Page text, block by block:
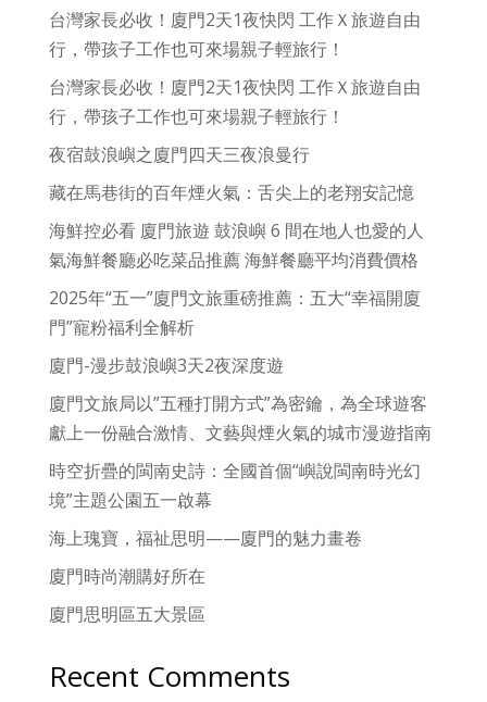
台灣家長必收！廈門2天1夜快閃 工作Ｘ旅遊自由
行，帶孩子工作也可來場親子輕旅行！
台灣家長必收！廈門2天1夜快閃 工作Ｘ旅遊自由
行，帶孩子工作也可來場親子輕旅行！
夜宿鼓浪嶼之廈門四天三夜浪曼行
藏在馬巷街的百年煙火氣：舌尖上的老翔安記憶
海鮮控必看 廈門旅遊 鼓浪嶼 6 間在地人也愛的人
氣海鮮餐廳必吃菜品推薦 海鮮餐廳平均消費價格
2025年“五一”廈門文旅重磅推薦：五大“幸福開廈
門”寵粉福利全解析
廈門-漫步鼓浪嶼3天2夜深度遊
廈門文旅局以”五種打開方式”為密鑰，為全球遊客
獻上一份融合激情、文藝與煙火氣的城市漫遊指南
時空折疊的閩南史詩：全國首個“嶼說閩南時光幻
境”主題公園五一啟幕
海上瑰寶，福祉思明——廈門的魅力畫卷
廈門時尚潮購好所在
廈門思明區五大景區
Recent Comments